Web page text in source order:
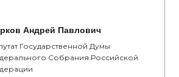
Андрей Павлович
Государственной Думы
Собрания Российской